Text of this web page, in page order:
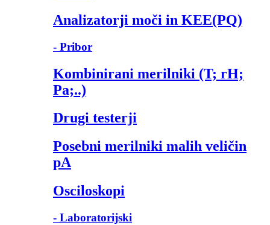
Analizatorji moči in KEE(PQ)
- Pribor
Kombinirani merilniki (T; rH;
Pa;..)
Drugi testerji
Posebni merilniki malih veličin
pA
Osciloskopi
- Laboratorijski